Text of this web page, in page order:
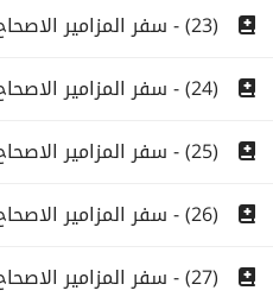
(23) - سفر المزامير الاصحاح الثالث والعشرون
(24) - سفر المزامير الاصحاح الرابع والعشرون
(25) - سفر المزامير الاصحاح الخامس والعشرون
(26) - سفر المزامير الاصحاح السادس والعشرون
(27) - سفر المزامير الاصحاح السابع والعشرون